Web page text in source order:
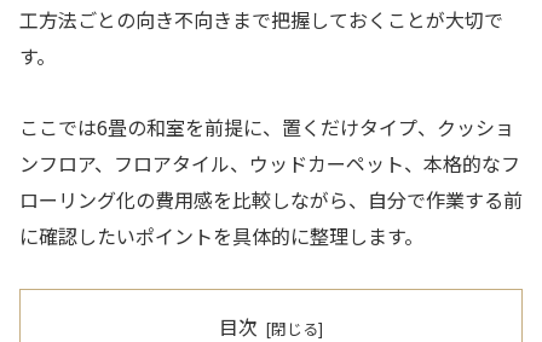
工方法ごとの向き不向きまで把握しておくことが大切で
す。
ここでは6畳の和室を前提に、置くだけタイプ、クッショ
ンフロア、フロアタイル、ウッドカーペット、本格的なフ
ローリング化の費用感を比較しながら、自分で作業する前
に確認したいポイントを具体的に整理します。
目次